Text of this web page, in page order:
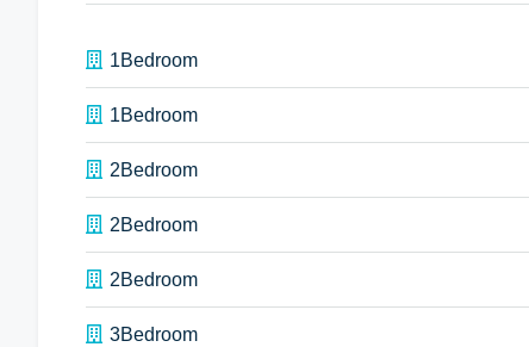
1Bedroom
1Bedroom
2Bedroom
2Bedroom
2Bedroom
3Bedroom